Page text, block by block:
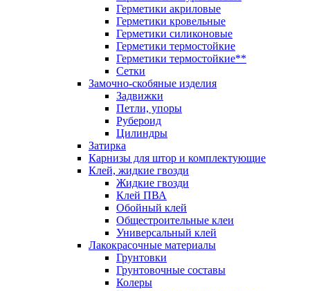
Герметики акриловые
Герметики кровельные
Герметики силиконовые
Герметики термостойкие
Герметики термостойкие**
Сетки
Замочно-скобяные изделия
Задвижки
Петли, упоры
Рубероид
Цилиндры
Затирка
Карнизы для штор и комплектующие
Клей, жидкие гвозди
Жидкие гвозди
Клей ПВА
Обойный клей
Общестроительные клеи
Универсальный клей
Лакокрасочные материалы
Грунтовки
Грунтовочные составы
Колеры